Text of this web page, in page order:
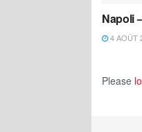
Napoli
4 AOÛT
Please